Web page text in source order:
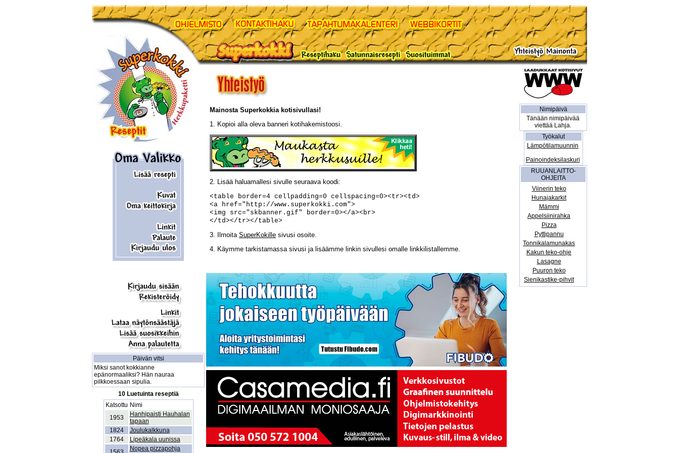
Päivän vitsi
Miksi sanot kokkianne
epänormaaliksi? Hän nauraa
pilkkoessaan sipulia.
10 Luetuinta reseptiä
Katsottu Nimi
1953
Hanhipaisti Hauhalan
tapaan
1824
Joulukalkkuna
1764
Lipeäkala uunissa
Nopea pizzapohja
Mainosta Superkokkia kotisivullasi!
1. Kopioi alla oleva banneri kotihakemistoosi.
2. Lisää haluamallesi sivulle seuraava koodi:
<table border=4 cellpadding=0 cellspacing=0><tr><td>
<a href="http://www.superkokki.com">
<img src="skbanner.gif" border=0></a><br>
</td></tr></table>
3. Ilmoita SuperKokille sivusi osoite.
4. Käymme tarkistamassa sivusi ja lisäämme linkin sivullesi omalle linkkilistallemme.
Nimipäivä
Tänään nimipäivää
viettää Lahja.
Työkalut
Lämpötilamuunnin
Painoindeksilaskuri
RUUANLAITTO-
OHJEITA
Viinerin teko
Hunajakarkit
Mämmi
Appelsiinirahka
Pizza
Pyttipannu
Tonnikalamunakas
Kakun teko-ohje
Lasagne
Puuron teko
Sienikastike-pihvit